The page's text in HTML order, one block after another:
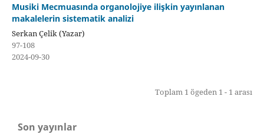
Musiki Mecmuasında organolojiye ilişkin yayınlanan
makalelerin sistematik analizi
Serkan Çelik (Yazar)
97-108
2024-09-30
Toplam 1 ögeden 1 - 1 arası
Son yayınlar